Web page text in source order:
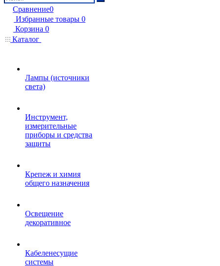
Сравнение0
Избранные товары 0
Корзина 0
Каталог
Лампы (источники
света)
Инструмент,
измерительные
приборы и средства
защиты
Крепеж и химия
общего назначения
Освещение
декоративное
Кабеленесущие
системы